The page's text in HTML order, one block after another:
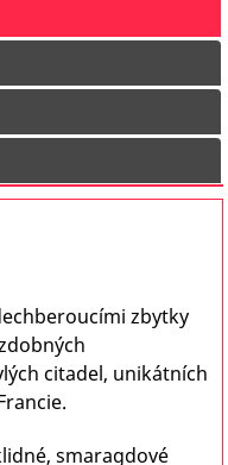
zbytky
citadel, unikátních
smaragdové